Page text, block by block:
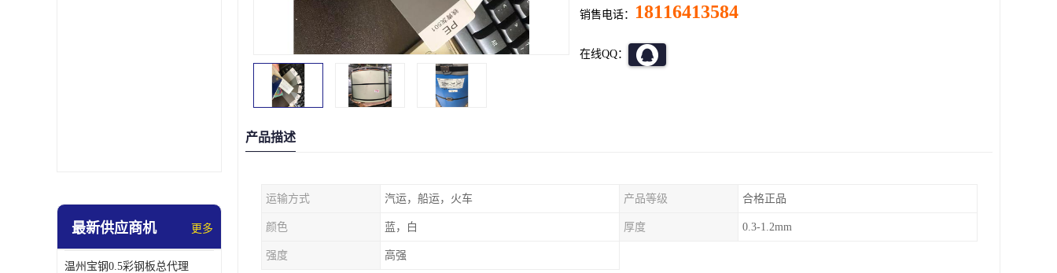
最新供应商机 更多
温州宝钢0.5彩钢板总代理
销售电话： 18116413584
在线QQ：
产品描述
运输方式 汽运，船运，火车 产品等级 合格正品
颜色 蓝，白 厚度 0.3-1.2mm
强度 高强